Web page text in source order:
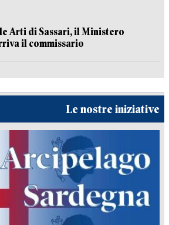
Arti di Sassari, il Ministero
il commissario
Le nostre iniziative